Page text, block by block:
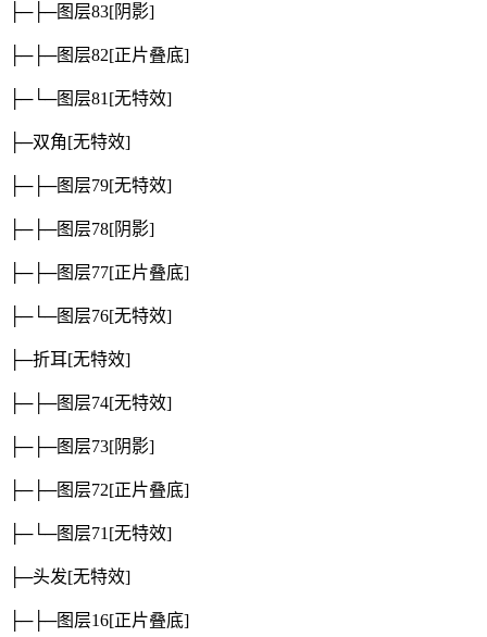
├─├─图层83[阴影]
├─├─图层82[正片叠底]
├─└─图层81 [无特效]
├─双角[无特效]
├─├─图层79[无特效]
├─├─图层78[阴影]
├─├─图层77[正片叠底]
├─└─图层76[无特效]
├─折耳[无特效]
├─├─图层74[无特效]
├─├─图层73[阴影]
├─├─图层72[正片叠底]
├─└─图层71 [无特效]
├─头发[无特效]
├─├─图层16[正片叠底]